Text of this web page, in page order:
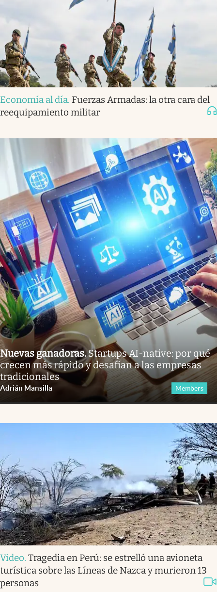
Economía al día. Fuerzas Armadas: la otra cara del
reequipamiento militar
Nuevas ganadoras.Startups AI-native: por qué
crecen más rápido y desafían a las empresas
tradicionales
Adrián Mansilla Members
Video. Tragedia en Perú: se estrelló una avioneta
turística sobre las Líneas de Nazca y murieron 13
personas